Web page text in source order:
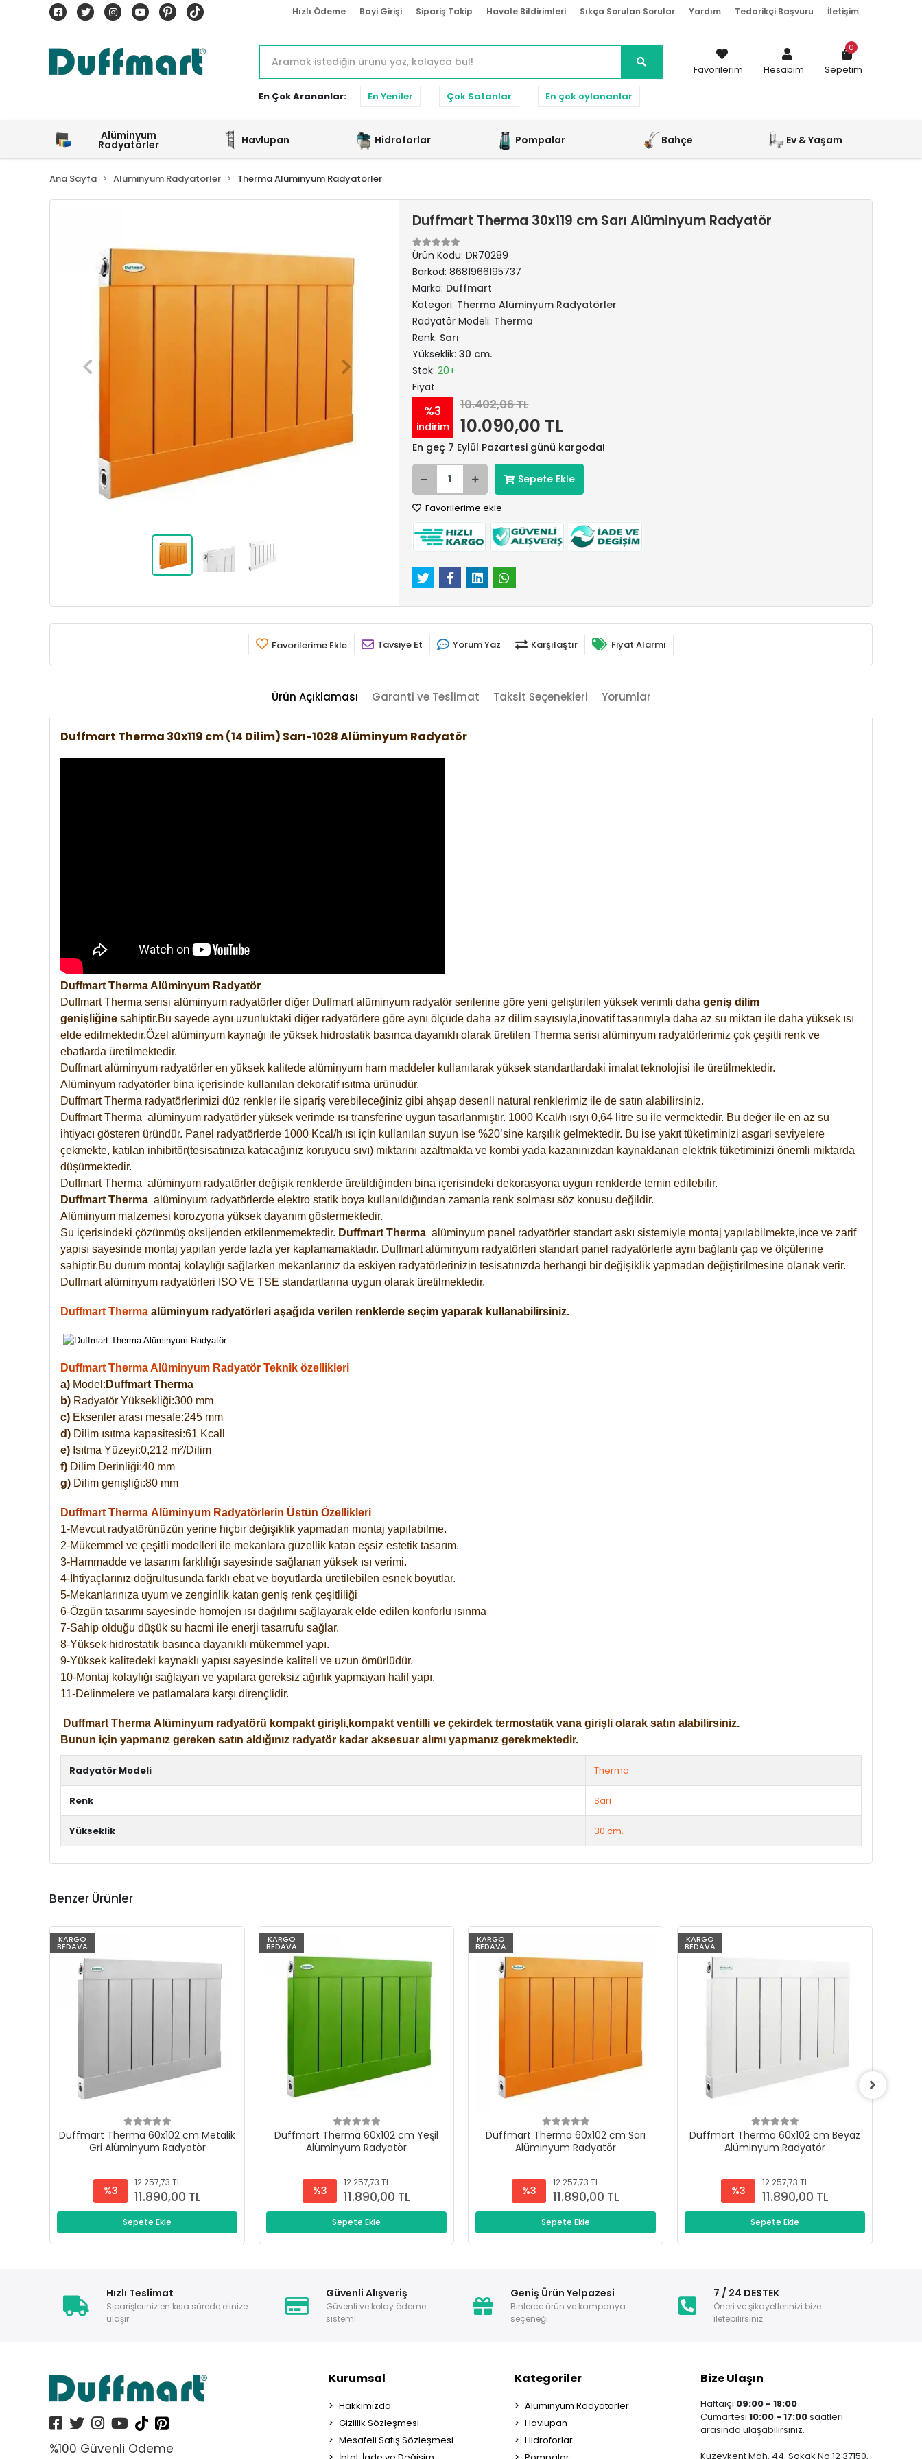
Hızlı Ödeme Bayi Girişi Sipariş Takip Havale Bildirimleri Sıkça Sorulan Sorular Yardım Tedarikçi Başvuru İletişim
En Çok Arananlar: En Yeniler Çok Satanlar En çok oylananlar
Favorilerim Hesabım Sepetim
0
Alüminyum
Radyatörler Havlupan Hidroforlar Pompalar Bahçe Ev & Yaşam
Ana Sayfa Alüminyum Radyatörler Therma Alüminyum Radyatörler
Duffmart Therma 30x119 cm Sarı Alüminyum Radyatör
Ürün Kodu: DR70289
Barkod: 8681966195737
Marka: Duffmart
Kategori: Therma Alüminyum Radyatörler
Radyatör Modeli: Therma
Renk: Sarı
Yükseklik: 30 cm.
Stok: 20+
Fiyat
%3
indirim
10.402,06 TL
10.090,00 TL
En geç 7 Eylül Pazartesi günü kargoda!
Sepete Ekle
Favorilerime ekle
Favorilerime Ekle Tavsiye Et Yorum Yaz Karşılaştır Fiyat Alarmı
Ürün Açıklaması Garanti ve Teslimat Taksit Seçenekleri Yorumlar
Duffmart Therma 30x119 cm (14 Dilim) Sarı-1028 Alüminyum Radyatör
Duffmart Therma Alüminyum Radyatör
Duffmart Therma serisi alüminyum radyatörler diğer Duffmart alüminyum radyatör serilerine göre yeni geliştirilen yüksek verimli daha geniş dilim
genişliğine sahiptir.Bu sayede aynı uzunluktaki diğer radyatörlere göre aynı ölçüde daha az dilim sayısıyla,inovatif tasarımıyla daha az su miktarı ile daha yüksek ısı
elde edilmektedir.Özel alüminyum kaynağı ile yüksek hidrostatik basınca dayanıklı olarak üretilen Therma serisi alüminyum radyatörlerimiz çok çeşitli renk ve
ebatlarda üretilmektedir.
Duffmart alüminyum radyatörler en yüksek kalitede alüminyum ham maddeler kullanılarak yüksek standartlardaki imalat teknolojisi ile üretilmektedir.
Alüminyum radyatörler bina içerisinde kullanılan dekoratif ısıtma ürünüdür.
Duffmart Therma radyatörlerimizi düz renkler ile sipariş verebileceğiniz gibi ahşap desenli natural renklerimiz ile de satın alabilirsiniz.
Duffmart Therma alüminyum radyatörler yüksek verimde ısı transferine uygun tasarlanmıştır. 1000 Kcal/h ısıyı 0,64 litre su ile vermektedir. Bu değer ile en az su
ihtiyacı gösteren üründür. Panel radyatörlerde 1000 Kcal/h ısı için kullanılan suyun ise %20’sine karşılık gelmektedir. Bu ise yakıt tüketiminizi asgari seviyelere
çekmekte, katılan inhibitör(tesisatınıza katacağınız koruyucu sıvı) miktarını azaltmakta ve kombi yada kazanınızdan kaynaklanan elektrik tüketiminizi önemli miktarda
düşürmektedir.
Duffmart Therma alüminyum radyatörler değişik renklerde üretildiğinden bina içerisindeki dekorasyona uygun renklerde temin edilebilir.
Duffmart Therma alüminyum radyatörlerde elektro statik boya kullanıldığından zamanla renk solması söz konusu değildir.
Alüminyum malzemesi korozyona yüksek dayanım göstermektedir.
Su içerisindeki çözünmüş oksijenden etkilenmemektedir. Duffmart Therma alüminyum panel radyatörler standart askı sistemiyle montaj yapılabilmekte,ince ve zarif
yapısı sayesinde montaj yapılan yerde fazla yer kaplamamaktadır. Duffmart alüminyum radyatörleri standart panel radyatörlerle aynı bağlantı çap ve ölçülerine
sahiptir.Bu durum montaj kolaylığı sağlarken mekanlarınız da eskiyen radyatörlerinizin tesisatınızda herhangi bir değişiklik yapmadan değiştirilmesine olanak verir.
Duffmart alüminyum radyatörleri ISO VE TSE standartlarına uygun olarak üretilmektedir.
Duffmart Therma alüminyum radyatörleri aşağıda verilen renklerde seçim yaparak kullanabilirsiniz.
Duffmart Therma Alüminyum Radyatör Teknik özellikleri
a) Model: Duffmart Therma
b) Radyatör Yüksekliği:300 mm
c) Eksenler arası mesafe:245 mm
d) Dilim ısıtma kapasitesi:61 Kcall
e) Isıtma Yüzeyi:0,212 m²/Dilim
f) Dilim Derinliği:40 mm
g) Dilim genişliği:80 mm
Duffmart Therma Alüminyum Radyatörlerin Üstün Özellikleri
1-Mevcut radyatörünüzün yerine hiçbir değişiklik yapmadan montaj yapılabilme.
2-Mükemmel ve çeşitli modelleri ile mekanlara güzellik katan eşsiz estetik tasarım.
3-Hammadde ve tasarım farklılığı sayesinde sağlanan yüksek ısı verimi.
4-İhtiyaçlarınız doğrultusunda farklı ebat ve boyutlarda üretilebilen esnek boyutlar.
5-Mekanlarınıza uyum ve zenginlik katan geniş renk çeşitliliği
6-Özgün tasarımı sayesinde homojen ısı dağılımı sağlayarak elde edilen konforlu ısınma
7-Sahip olduğu düşük su hacmi ile enerji tasarrufu sağlar.
8-Yüksek hidrostatik basınca dayanıklı mükemmel yapı.
9-Yüksek kalitedeki kaynaklı yapısı sayesinde kaliteli ve uzun ömürlüdür.
10-Montaj kolaylığı sağlayan ve yapılara gereksiz ağırlık yapmayan hafif yapı.
11-Delinmelere ve patlamalara karşı dirençlidir.
Duffmart Therma Alüminyum radyatörü kompakt girişli,kompakt ventilli ve çekirdek termostatik vana girişli olarak satın alabilirsiniz.
Bunun için yapmanız gereken satın aldığınız radyatör kadar aksesuar alımı yapmanız gerekmektedir.
Radyatör Modeli Therma
Renk Sarı
Yükseklik 30 cm.
Benzer Ürünler
KARGO
BEDAVA
Duffmart Therma 60x102 cm Metalik
Gri Alüminyum Radyatör
%3
12.257,73 TL
11.890,00 TL
Sepete Ekle
KARGO
BEDAVA
Duffmart Therma 60x102 cm Yeşil
Alüminyum Radyatör
%3
12.257,73 TL
11.890,00 TL
Sepete Ekle
KARGO
BEDAVA
Duffmart Therma 60x102 cm Sarı
Alüminyum Radyatör
%3
12.257,73 TL
11.890,00 TL
Sepete Ekle
KARGO
BEDAVA
Duffmart Therma 60x102 cm Beyaz
Alüminyum Radyatör
%3
12.257,73 TL
11.890,00 TL
Sepete Ekle
Hızlı Teslimat
Siparişleriniz en kısa sürede elinize
ulaşır.
Güvenli Alışveriş
Güvenli ve kolay ödeme
sistemi
Geniş Ürün Yelpazesi
Binlerce ürün ve kampanya
seçeneği
7 / 24 DESTEK
Öneri ve şikayetlerinizi bize
iletebilirsiniz.
%100 Güvenli Ödeme
Kurumsal
Hakkımızda
Gizlilik Sözleşmesi
Mesafeli Satış Sözleşmesi
Kategoriler
Alüminyum Radyatörler
Havlupan
Hidroforlar
Bize Ulaşın
Haftaiçi 09:00 - 18:00
Cumartesi 10:00 - 17:00saatleri
arasında ulaşabilirsiniz.
Kuzeykent Mah. 44. Sokak No:12 37150,